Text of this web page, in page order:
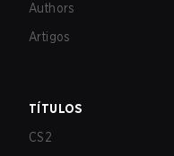
Authors
Artigos
TÍTULOS
CS2